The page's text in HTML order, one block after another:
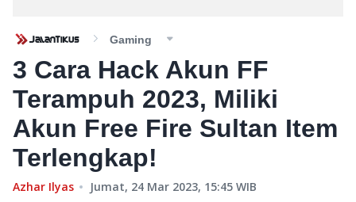
Gaming
3 Cara Hack Akun FF
Terampuh 2023, Miliki
Akun Free Fire Sultan Item
Terlengkap!
Azhar Ilyas Jumat, 24 Mar 2023, 15:45 WIB